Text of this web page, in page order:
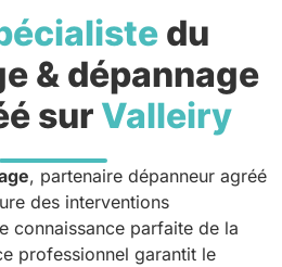
du
& dépannage
sur Valleiry
, partenaire dépanneur agréé
des interventions
connaissance parfaite de la
professionnel garantit le